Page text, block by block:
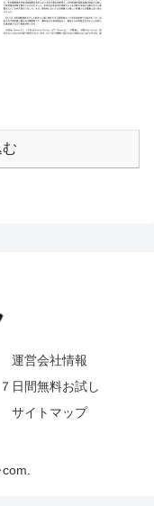
運営会社情報
７日間無料お試し
サイトマップ